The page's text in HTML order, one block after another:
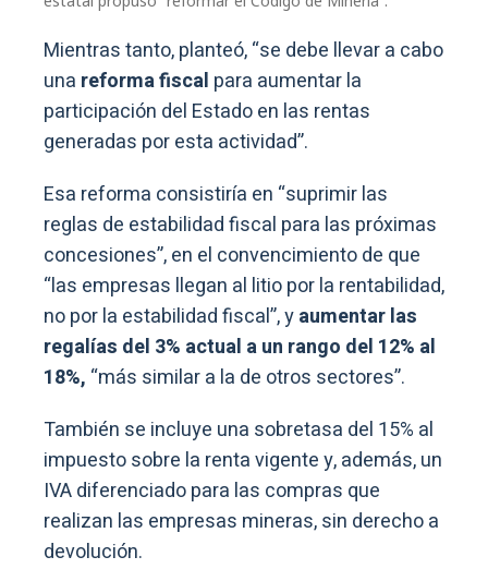
Mientras tanto, planteó, “se debe llevar a cabo
una reforma fiscal para aumentar la
participación del Estado en las rentas
generadas por esta actividad”.
Esa reforma consistiría en “suprimir las
reglas de estabilidad fiscal para las próximas
concesiones”, en el convencimiento de que
“las empresas llegan al litio por la rentabilidad,
no por la estabilidad fiscal”, yaumentar las
regalías del 3% actual a un rango del 12% al
18%, “más similar a la de otros sectores”.
También se incluye una sobretasa del 15% al
impuesto sobre la renta vigente y, además, un
IVA diferenciado para las compras que
realizan las empresas mineras, sin derecho a
devolución.